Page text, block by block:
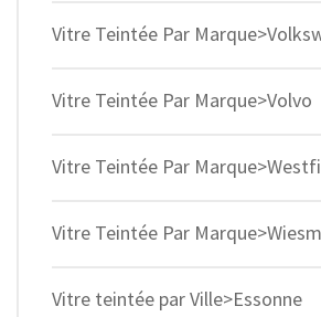
Vitre Teintée Par
Vitre Teintée Par Marque>Volvo
Vitre Teintée Par
Vitre Teintée Par
Vitre teintée par Ville>Essonne